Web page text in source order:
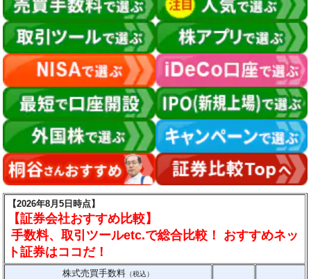
【2026年8月5日時点】
【証券会社おすすめ比較】
手数料、取引ツールetc.で総合比較！ おすすめネッ
ト証券はココだ！
株式売買手数料 （税込）